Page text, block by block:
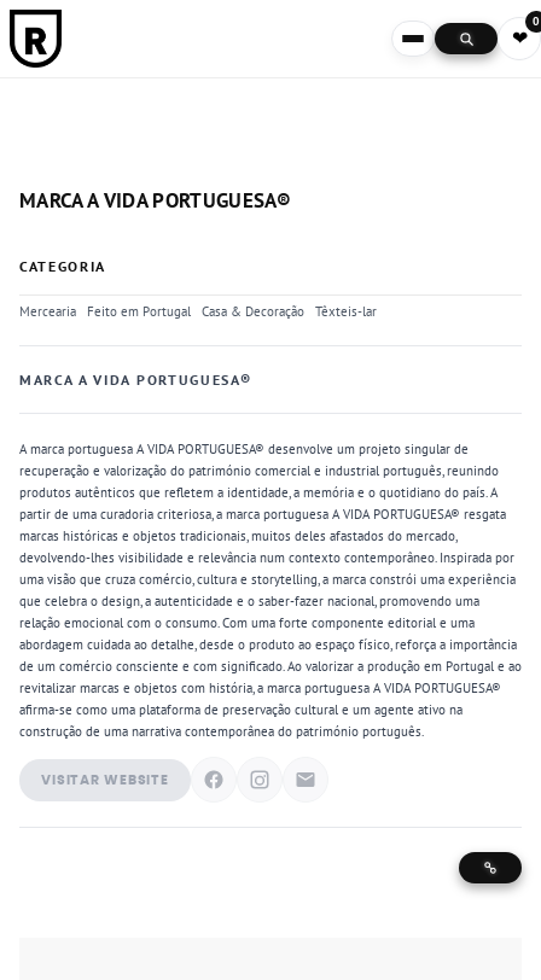
❤
0
MARCA A VIDA PORTUGUESA®
CATEGORIA
Mercearia Feito em Portugal Casa & Decoração Têxteis-lar
MARCA A VIDA PORTUGUESA®
A marca portuguesa A VIDA PORTUGUESA® desenvolve um projeto singular de
recuperação e valorização do património comercial e industrial português, reunindo
produtos autênticos que refletem a identidade, a memória e o quotidiano do país. A
partir de uma curadoria criteriosa, a marca portuguesa A VIDA PORTUGUESA® resgata
marcas históricas e objetos tradicionais, muitos deles afastados do mercado,
devolvendo-lhes visibilidade e relevância num contexto contemporâneo. Inspirada por
uma visão que cruza comércio, cultura e storytelling, a marca constrói uma experiência
que celebra o design, a autenticidade e o saber-fazer nacional, promovendo uma
relação emocional com o consumo. Com uma forte componente editorial e uma
abordagem cuidada ao detalhe, desde o produto ao espaço físico, reforça a importância
de um comércio consciente e com significado. Ao valorizar a produção em Portugal e ao
revitalizar marcas e objetos com história, a marca portuguesa A VIDA PORTUGUESA®
afirma-se como uma plataforma de preservação cultural e um agente ativo na
construção de uma narrativa contemporânea do património português.
VISITAR WEBSITE